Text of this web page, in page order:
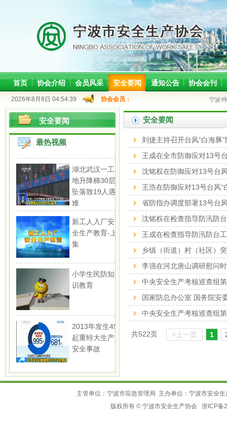
首页 协会介绍 会员风采 安全要闻 通知公告 协会会刊
2026年8月8日 04:54:39 协会会员： 宁波纬
安全要闻
最热视频
湖北武汉一工
地升降梯30层
坠落致19人遇
难
新工人入厂安
全生产教育-上
集
小学生民防知
识教育
2013年发生49
起重特大生产
安全事故
安全要闻
刘捷主持召开台风“白海豚
王成在全市防御应对13号
沈铭权在防御应对13号台
王浩在防御应对13号台风
省防指办调度部署13号台
沈铭权在检查指导防汛防
王成在检查指导防汛防台
乡镇（街道）村（社区）
李强在河北唐山调研慰问
中央安全生产考核巡查组
国家防总办公室 国务院安
中央安全生产考核巡查组
共522页 <上一页 1
主管单位：宁波市应急管理局 主办单位：宁波市安全
版权所有 © 宁波市安全生产协会 浙ICP备